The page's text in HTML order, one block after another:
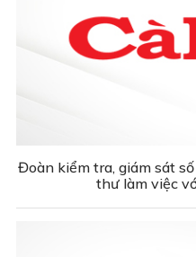
Đoàn kiểm tra, giám sát
thư làm việc